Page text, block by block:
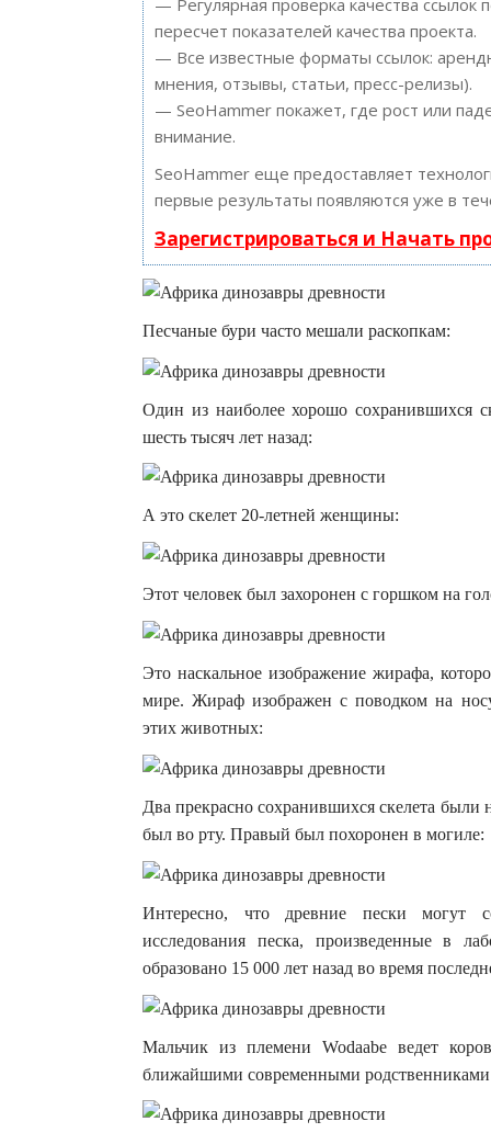
пересчет показателей качества проекта.
— Все известные форматы ссылок:
мнения, отзывы, статьи, пресс-релизы).
— SeoHammer покажет, где рост или
внимание.
SeoHammer еще предоставляет
первые результаты появляются уже в
Зарегистрироваться и Начать
Песчаные бури часто мешали раскопкам:
Один из наиболее хорошо сохранившихся
шесть тысяч лет назад:
А это скелет 20-летней женщины:
Этот человек был захоронен с горшком на
Это наскальное изображение жирафа,
мире. Жираф изображен с поводком на
этих животных:
Два прекрасно сохранившихся скелета были
был во рту. Правый был похоронен в могиле:
Интересно, что древние пески могут
исследования песка, произведенные в
образовано 15 000 лет назад во время
Мальчик из племени Wodaabe ведет
ближайшими современными